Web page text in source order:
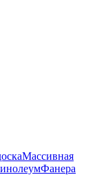
Массивная
Фанера